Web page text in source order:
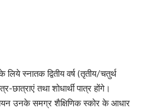
स्नातक द्वितीय वर्ष (तृतीय/चतुर्थ
तथा शोधार्थी पात्र होंगे।
उनके समग्र शैक्षिणिक स्कोर के आधार